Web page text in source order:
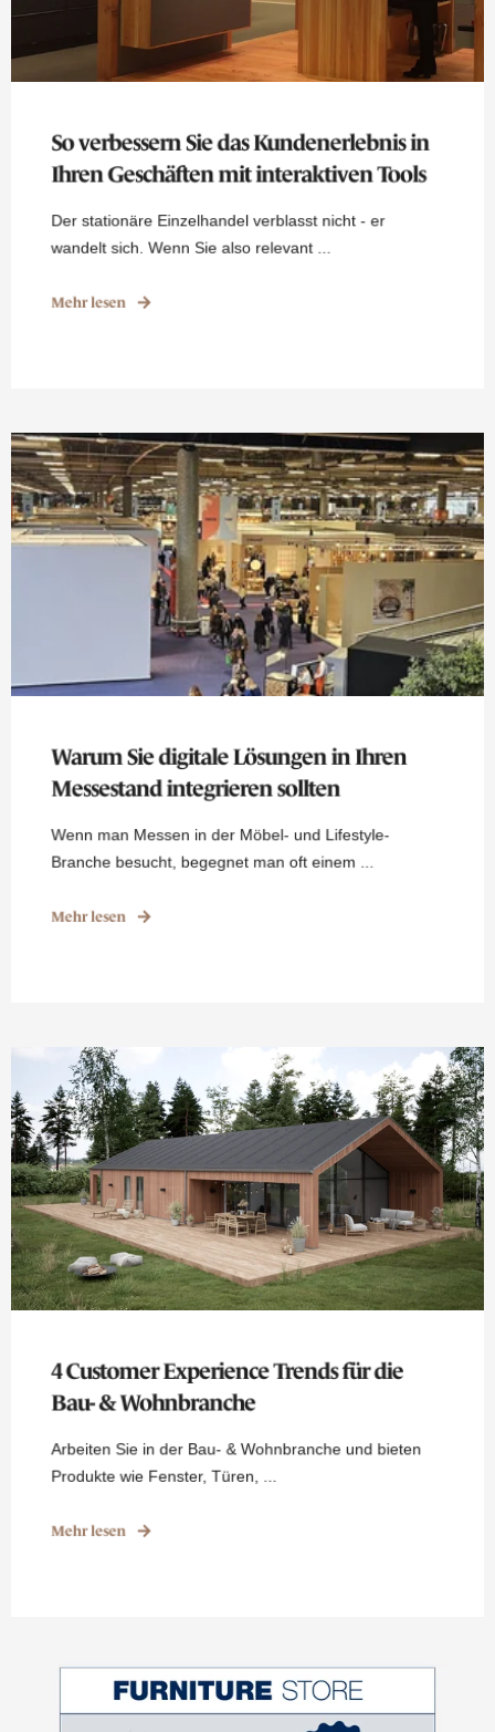
So verbessern Sie das Kundenerlebnis in
Ihren Geschäften mit interaktiven Tools
Der stationäre Einzelhandel verblasst nicht - er
wandelt sich. Wenn Sie also relevant ...
Mehr lesen
Warum Sie digitale Lösungen in Ihren
Messestand integrieren sollten
Wenn man Messen in der Möbel- und Lifestyle-
Branche besucht, begegnet man oft einem ...
Mehr lesen
4 Customer Experience Trends für die
Bau- & Wohnbranche
Arbeiten Sie in der Bau- & Wohnbranche und bieten
Produkte wie Fenster, Türen, ...
Mehr lesen